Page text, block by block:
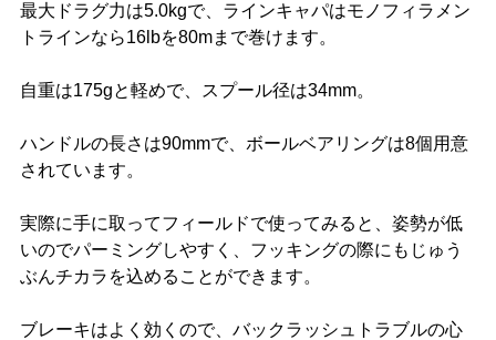
最大ドラグ力は5.0kgで、ラインキャパはモノフィラメン
トラインなら16lbを80mまで巻けます。
自重は175gと軽めで、スプール径は34mm。
ハンドルの長さは90mmで、ボールベアリングは8個用意
されています。
実際に手に取ってフィールドで使ってみると、姿勢が低
いのでパーミングしやすく、フッキングの際にもじゅう
ぶんチカラを込めることができます。
ブレーキはよく効くので、バックラッシュトラブルの心